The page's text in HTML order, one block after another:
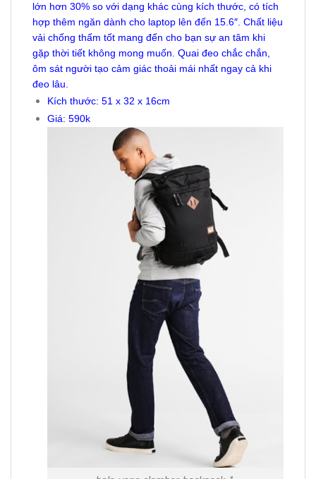
lớn hơn 30% so với dạng khác cùng kích thước, có tích
hợp thêm ngăn dành cho laptop lên đến 15.6″. Chất liệu
vải chống thấm tốt mang đến cho bạn sự an tâm khi
gặp thời tiết không mong muốn. Quai đeo chắc chắn,
ôm sát người tạo cảm giác thoải mái nhất ngay cả khi
đeo lâu.
Kích thước: 51 x 32 x 16cm
Giá: 590k